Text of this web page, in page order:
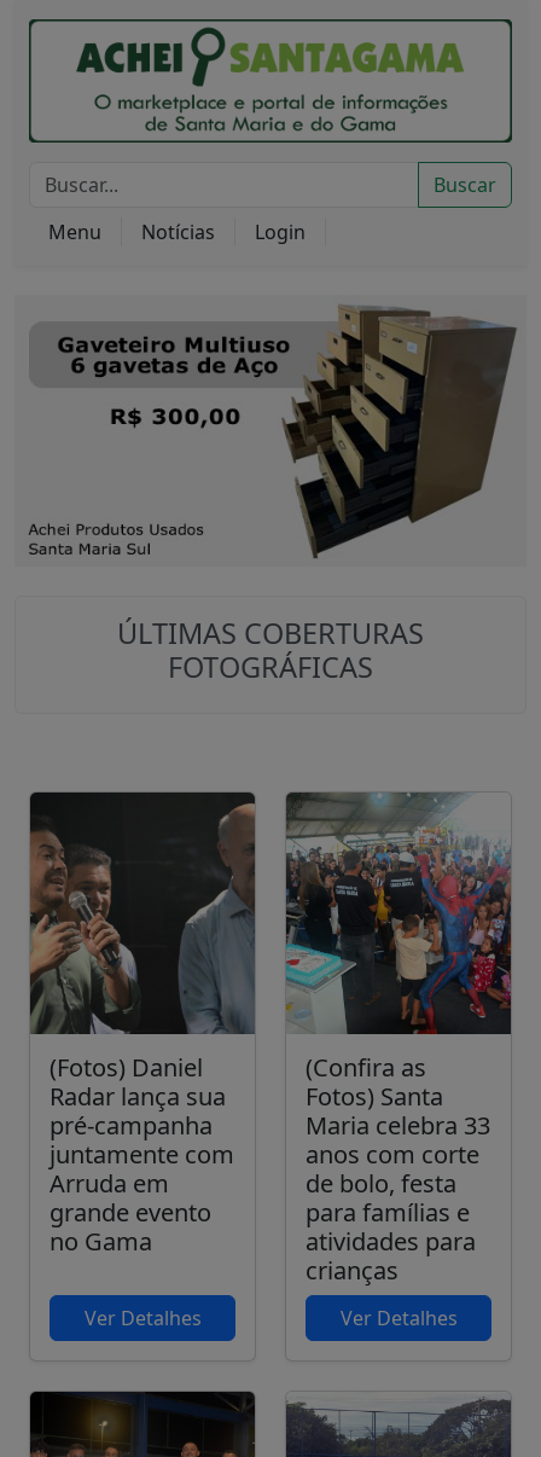
Buscar
Menu
Notícias Login
ÚLTIMAS COBERTURAS
FOTOGRÁFICAS
(Fotos) Daniel
Radar lança sua
pré-campanha
juntamente com
Arruda em
grande evento
no Gama
Ver Detalhes
(Confira as
Fotos) Santa
Maria celebra 33
anos com corte
de bolo, festa
para famílias e
atividades para
crianças
Ver Detalhes